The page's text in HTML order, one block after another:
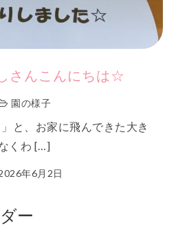
さんこんにちは☆
園の様子
と、お家に飛んできた大き
くわ […]
年6月2日
ー